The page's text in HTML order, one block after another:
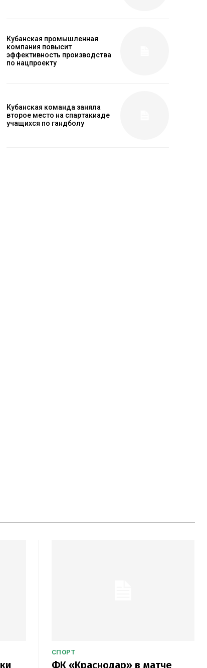
Кубанская промышленная
компания повысит
эффективность производства
по нацпроекту
Кубанская команда заняла
второе место на спартакиаде
учащихся по гандболу
СПОРТ
ФК «Краснодар» в матче